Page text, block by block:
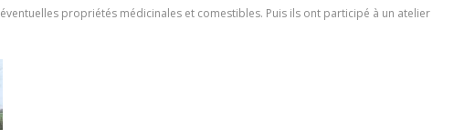
propriétés médicinales et comestibles. Puis ils ont participé à un atelier